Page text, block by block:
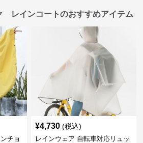
レインコートのおすすめアイテム
チョ
¥4,730 (税込)
レインウェア 自転車対応リュッ